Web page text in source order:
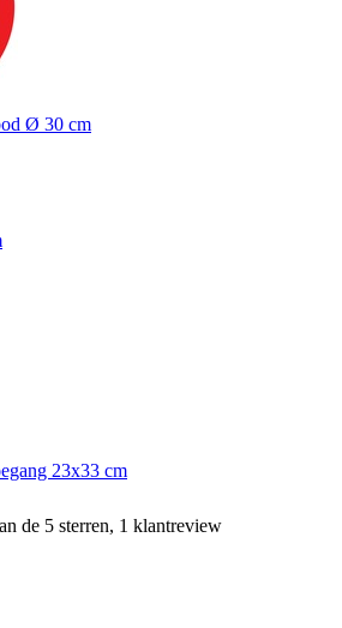
Ø 30 cm
23x33 cm
de 5 sterren, 1 klantreview